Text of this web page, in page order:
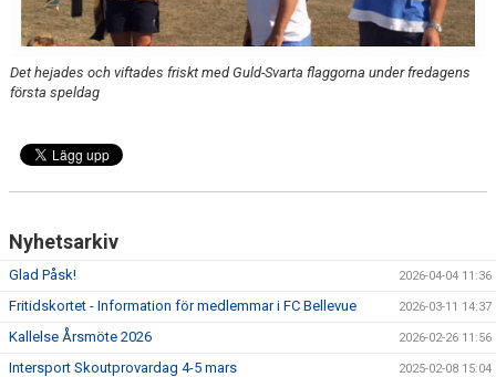
NATIONELLA SPELFORMER
PROVTRÄNING
VÄRDEGRUND
TRÄNARUTBILDNING
SUPPORTERPRYLAR
GÅBOLL
Det hejades och viftades friskt med Guld-Svarta flaggorna under fredagens
första speldag
Nyhetsarkiv
Glad Påsk! 2026-04-04 11:36
Fritidskortet - Information för medlemmar i FC Bellevue 2026-03-11 14:37
Kallelse Årsmöte 2026 2026-02-26 11:56
Intersport Skoutprovardag 4-5 mars 2025-02-08 15:04